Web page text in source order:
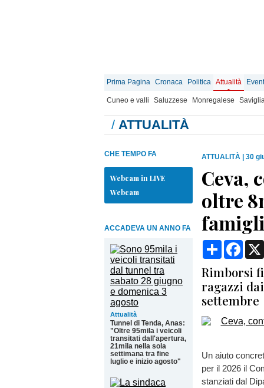
Prima Pagina Cronaca Politica Attualità
Cuneo e valli Saluzzese Monregalese
/ ATTUALITÀ
CHE TEMPO FA
Webcam in LIVE
Webcam
ACCADEVA UN ANNO FA
Attualità
Tunnel di Tenda, Anas:
"Oltre 95mila i veicoli
transitati dall'apertura,
21mila nella sola
settimana tra fine
luglio e inizio agosto"
ATTUALITÀ 30
Ceva,
oltre
Condividi
Rimborsi
ragazzi
settembre
Un aiuto
per il 2026 il
stanziati dal